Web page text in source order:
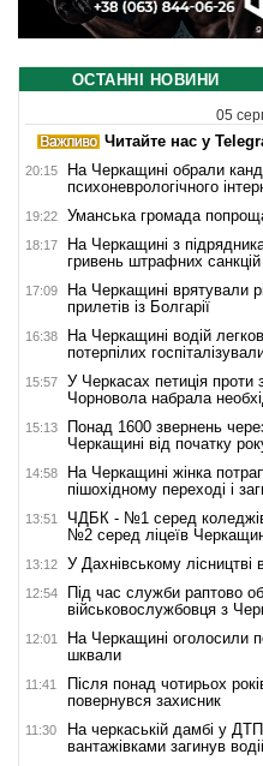
ОСТАННІ НОВИНИ
05
Читайте нас у
20:15
На Черкащині обрали
психоневрологічного
19:22 Уманська громада
18:17
На Черкащині з
гривень штрафних санкцій
17:09
На Черкащині врятували
прилетів із Болгарії
16:38
На Черкащині водій
потерпілих
15:57
У Черкасах петиція проти
Чорновола набрала
15:13
Понад 1600 звернень
Черкащині від початку
14:58
На Черкащині жінка
пішохідному переході і
13:51
ЧДБК - №1 серед
№2 серед ліцеїв
13:12 У Дахнівському лісництві
12:54
Під час служби раптово
військовослужбовця з
12:01
На Черкащині оголосили
шквали
11:41
Після понад чотирьох
повернувся захисник
11:30
На черкаській дамбі у
вантажівками загинув